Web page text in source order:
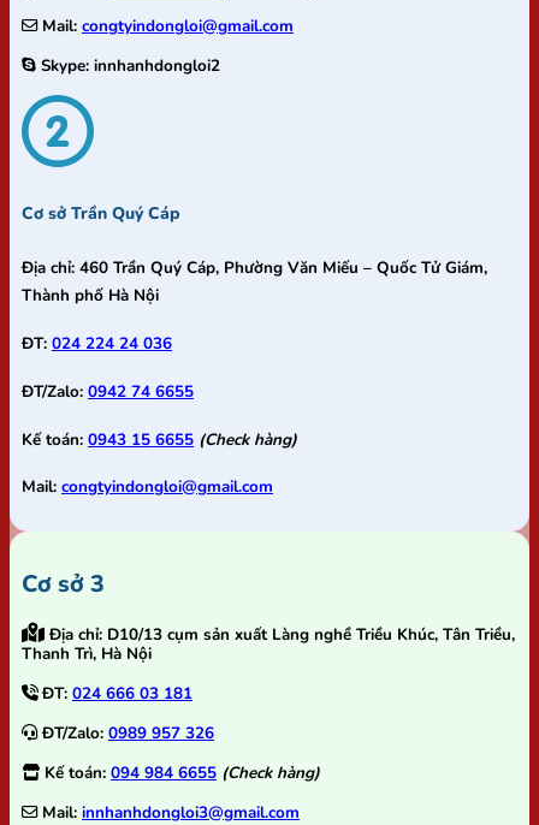
Mail: congtyindongloi@gmail.com
Skype: innhanhdongloi2
Cơ sở Trần Quý Cáp
Địa chỉ: 460 Trần Quý Cáp, Phường Văn Miếu – Quốc Tử Giám,
Thành phố Hà Nội
ĐT: 024 224 24 036
ĐT/Zalo: 0942 74 6655
Kế toán: 0943 15 6655 (Check hàng)
Mail: congtyindongloi@gmail.com
Cơ sở 3
Địa chỉ: D10/13 cụm sản xuất Làng nghề Triều Khúc, Tân Triều,
Thanh Trì, Hà Nội
ĐT: 024 666 03 181
ĐT/Zalo: 0989 957 326
Kế toán: 094 984 6655 (Check hàng)
Mail: innhanhdongloi3@gmail.com